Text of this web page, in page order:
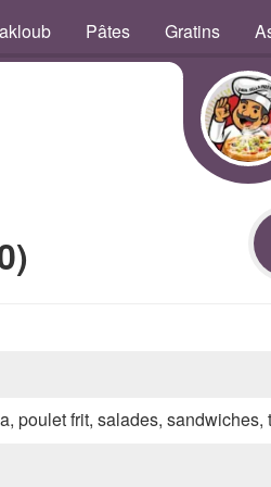
Pâtes Gratins
poulet frit, salades, sandwiches,